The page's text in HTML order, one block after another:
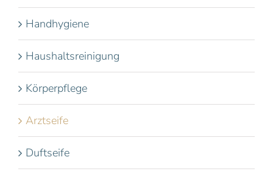
Handhygiene
Haushaltsreinigung
Körperpflege
Arztseife
Duftseife